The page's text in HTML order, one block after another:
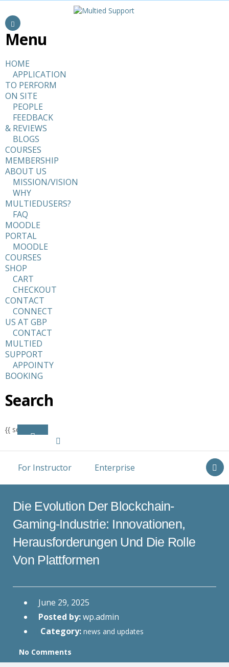
Menu
HOME
APPLICATION
TO PERFORM
ON SITE
PEOPLE
FEEDBACK
& REVIEWS
BLOGS
COURSES
MEMBERSHIP
ABOUT US
MISSION/VISION
WHY
MULTIEDUSERS?
FAQ
MOODLE
PORTAL
MOODLE
COURSES
SHOP
CART
CHECKOUT
CONTACT
CONNECT
US AT GBP
CONTACT
MULTIED
SUPPORT
APPOINTY
BOOKING
Search
{{ search }}
For Instructor Enterprise
Die Evolution Der Blockchain-
Gaming-Industrie: Innovationen,
Herausforderungen Und Die Rolle
Von Plattformen
June 29, 2025
Posted by:wp.admin
Category: news and updates
No Comments